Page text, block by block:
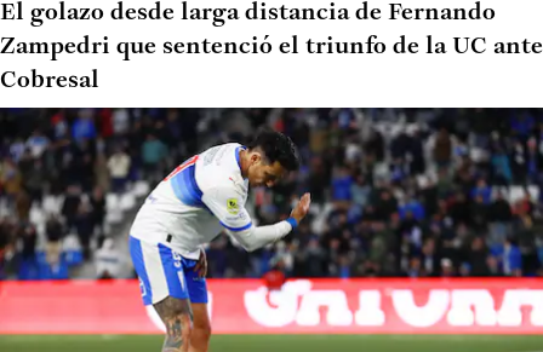
El golazo desde larga distancia de Fernando
Zampedri que sentenció el triunfo de la UC ante
Cobresal